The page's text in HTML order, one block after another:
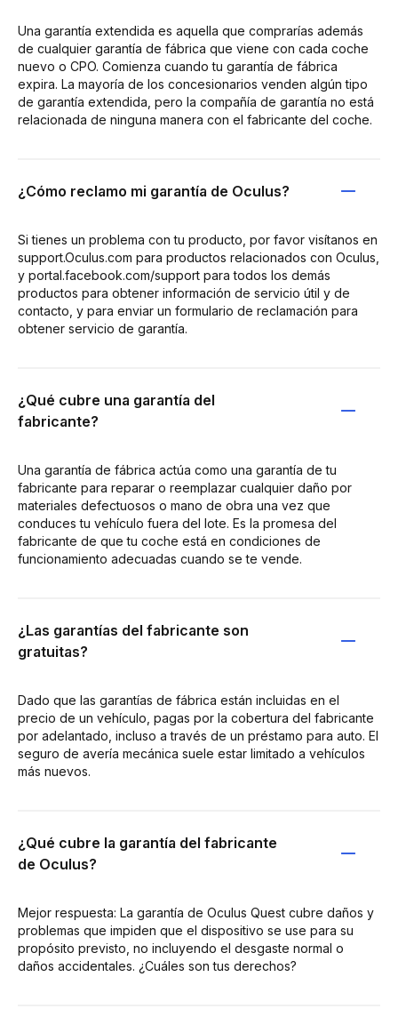
Una garantía extendida es aquella que comprarías además
de cualquier garantía de fábrica que viene con cada coche
nuevo o CPO. Comienza cuando tu garantía de fábrica
expira. La mayoría de los concesionarios venden algún tipo
de garantía extendida, pero la compañía de garantía no está
relacionada de ninguna manera con el fabricante del coche.
¿Cómo reclamo mi garantía de Oculus?
Si tienes un problema con tu producto, por favor visítanos en
support.Oculus.com para productos relacionados con Oculus,
y portal.facebook.com/support para todos los demás
productos para obtener información de servicio útil y de
contacto, y para enviar un formulario de reclamación para
obtener servicio de garantía.
¿Qué cubre una garantía del
fabricante?
Una garantía de fábrica actúa como una garantía de tu
fabricante para reparar o reemplazar cualquier daño por
materiales defectuosos o mano de obra una vez que
conduces tu vehículo fuera del lote. Es la promesa del
fabricante de que tu coche está en condiciones de
funcionamiento adecuadas cuando se te vende.
¿Las garantías del fabricante son
gratuitas?
Dado que las garantías de fábrica están incluidas en el
precio de un vehículo, pagas por la cobertura del fabricante
por adelantado, incluso a través de un préstamo para auto. El
seguro de avería mecánica suele estar limitado a vehículos
más nuevos.
¿Qué cubre la garantía del fabricante
de Oculus?
Mejor respuesta: La garantía de Oculus Quest cubre daños y
problemas que impiden que el dispositivo se use para su
propósito previsto, no incluyendo el desgaste normal o
daños accidentales. ¿Cuáles son tus derechos?